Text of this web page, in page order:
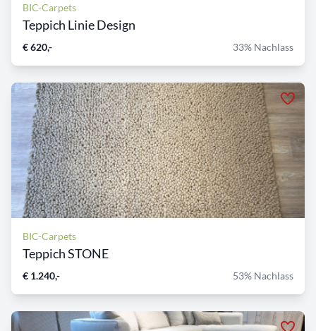
BIC-Carpets
Teppich Linie Design
€ 620,- 33% Nachlass
BIC-Carpets
Teppich STONE
€ 1.240,- 53% Nachlass